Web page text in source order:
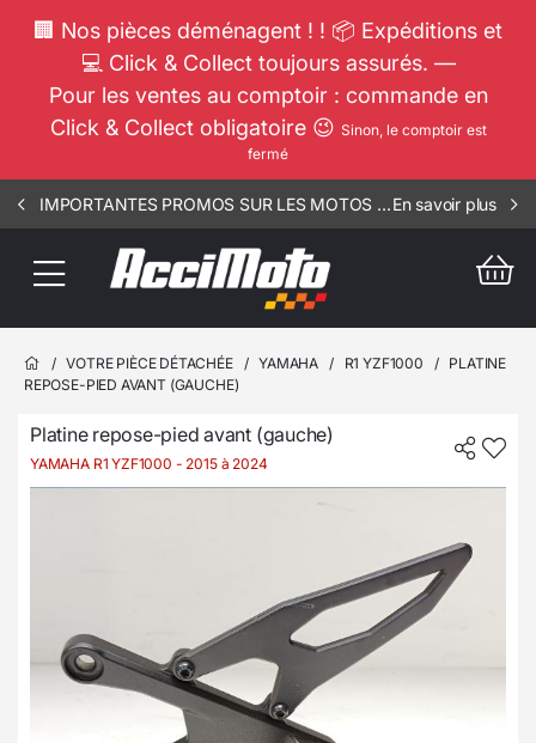
🏢 Nos pièces déménagent ! ! 📦 Expéditions et
💻 Click & Collect toujours assurés. —
Pour les ventes au comptoir : commande en
Click & Collect obligatoire 😉 Sinon, le comptoir est
fermé
IMPORTANTES PROMOS SUR LES MOTOS COMPLETES !!! CONSULTEZ NOS ANNONCES ----- MOTO - RSV - 1901En savoir plus
/ VOTRE PIÈCE DÉTACHÉE / YAMAHA / R1 YZF1000 /
PLATINE
REPOSE-PIED AVANT (GAUCHE)
Platine repose-pied avant (gauche)
YAMAHA R1 YZF1000 - 2015 à 2024